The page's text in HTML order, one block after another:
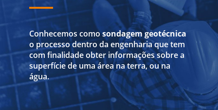
Conhecemos comosondagem geotécnica
o processo dentro da engenharia que tem
com finalidade obter informações sobre a
superfície de uma área na terra, ou na
água.